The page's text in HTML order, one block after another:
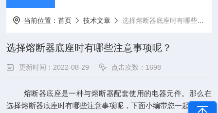
当前位置：首页 技术文章 选择熔断器底座时有哪些注意事项呢？
选择熔断器底座时有哪些注意事项呢？
更新时间：2022-08-29 点击次数：1698
熔断器底座是一种与熔断器配套使用的电器元件。那么在
选择熔断器底座时有哪些注意事项呢，下面小编带您一起了解一